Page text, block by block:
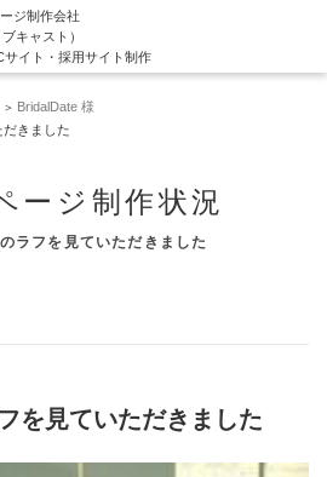
ジ制作会社
キャスト）
サイト・採用サイト制作
BridalDate 様
だきました
ージ制作状況
ラフを見ていただきました
を見ていただきました